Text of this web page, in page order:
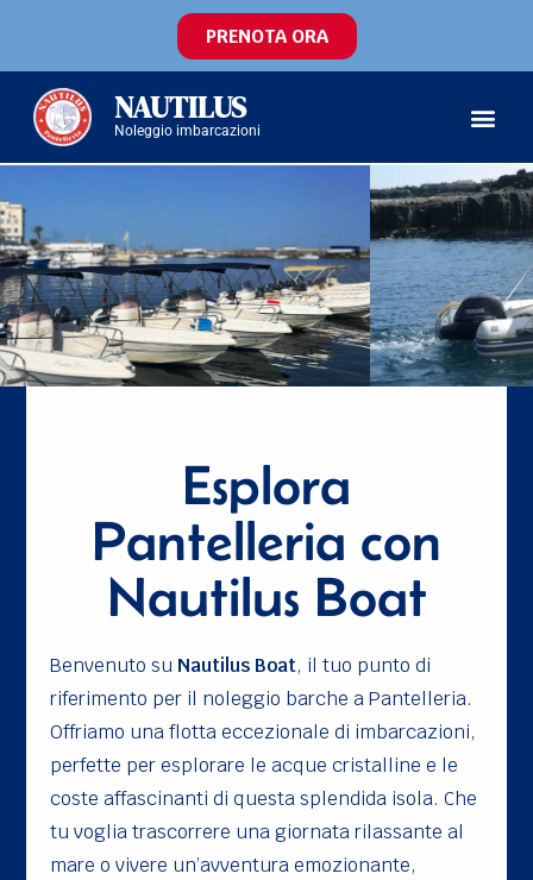
PRENOTA ORA
NAUTILUS
Noleggio imbarcazioni
Esplora
Pantelleria con
Nautilus Boat
Benvenuto su Nautilus Boat, il tuo punto di
riferimento per il noleggio barche a Pantelleria.
Offriamo una flotta eccezionale di imbarcazioni,
perfette per esplorare le acque cristalline e le
coste affascinanti di questa splendida isola. Che
tu voglia trascorrere una giornata rilassante al
mare o vivere un’avventura emozionante,